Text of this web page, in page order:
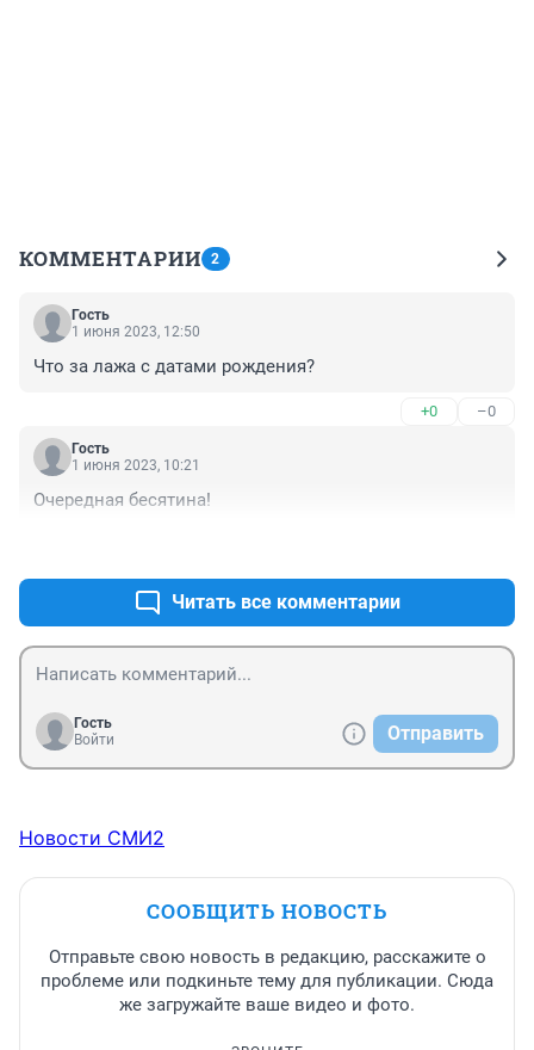
КОММЕНТАРИИ 2
Гость
1 июня 2023, 12:50
Что за лажа с датами рождения?
+0 –0
Гость
1 июня 2023, 10:21
Очередная бесятина!
Читать все комментарии
Гость
Войти
Отправить
Новости СМИ2
СООБЩИТЬ НОВОСТЬ
Отправьте свою новость в редакцию, расскажите о
проблеме или подкиньте тему для публикации. Сюда
же загружайте ваше видео и фото.